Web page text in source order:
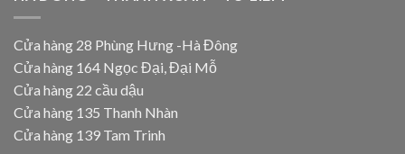
Cửa hàng 28 Phùng Hưng -Hà Đông
Cửa hàng 164 Ngọc Đại, Đại Mỗ
Cửa hàng 22 cầu dậu
Cửa hàng 135 Thanh Nhàn
Cửa hàng 139 Tam Trinh